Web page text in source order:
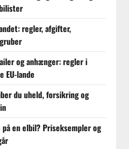
regler, afgifter,
og anhænger: regler i
EU-lande
du uheld, forsikring og
en elbil? Priseksempler og